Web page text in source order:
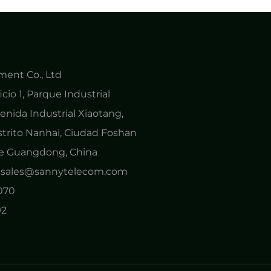
Co., Ltd
1, Parque Industrial
Industrial Xiaotang,
Nanhai, Ciudad Foshan
Guangdong, China